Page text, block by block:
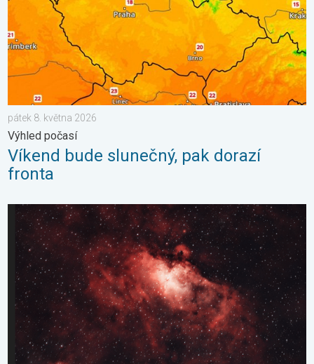
pátek 8. května 2026
Výhled počasí
Víkend bude slunečný, pak dorazí
fronta
Majestátní Orlí mlhovina. Krásy vesmíru. . . neděle 15. března